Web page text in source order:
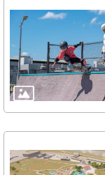
語
詞
彙
TAIPEI
PASS